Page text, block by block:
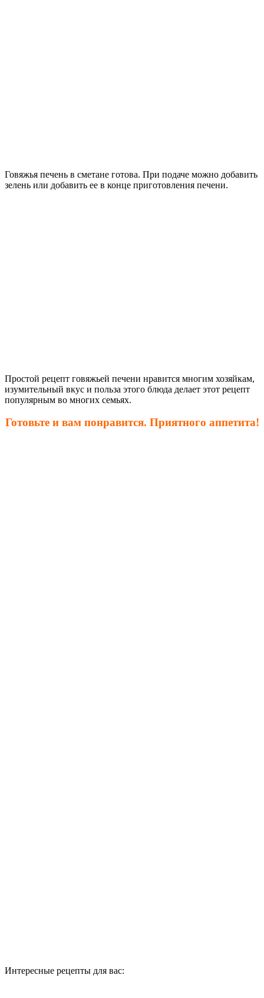
Говяжья печень в сметане готова. При подаче можно добавить
зелень или добавить ее в конце приготовления печени.
Простой рецепт говяжьей печени нравится многим хозяйкам,
изумительный вкус и польза этого блюда делает этот рецепт
популярным во многих семьях.
Готовьте и вам понравится. Приятного аппетита!
Интересные рецепты для вас: